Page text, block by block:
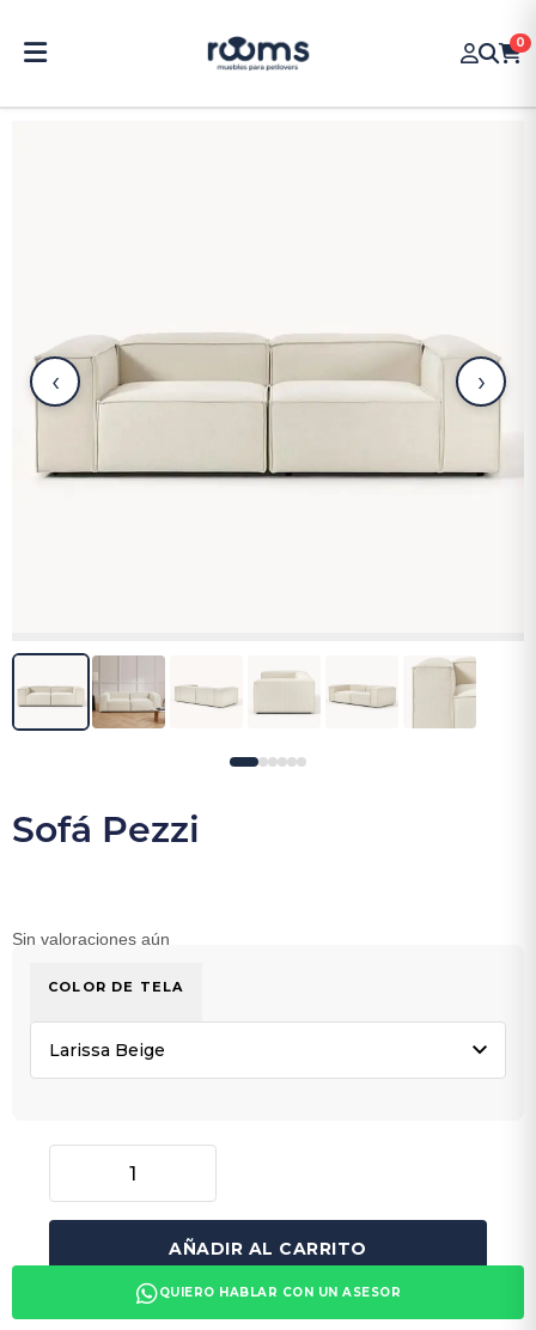
0
‹ ›
Sofá Pezzi
Sin valoraciones aún
COLOR DE TELA
AÑADIR AL CARRITO
QUIERO HABLAR CON UN ASESOR